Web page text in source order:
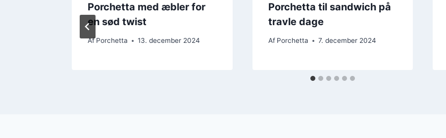
Porchetta med æbler for
en sød twist
Af Porchetta 13. december 2024
Porchetta til sandwich på
travle dage
Af Porchetta 7. december 2024